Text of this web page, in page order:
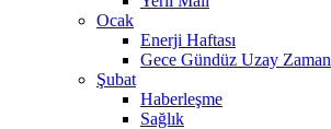
Ocak
Enerji Haftası
Gece Gündüz Uzay Zaman
Şubat
Haberleşme
Sağlık